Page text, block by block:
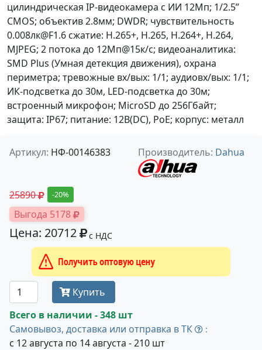
цилиндрическая IP-видеокамера с ИИ 12Мп; 1/2.5”
CMOS; объектив 2.8мм; DWDR; чувствительность
0.008лк@F1.6 сжатие: H.265+, H.265, H.264+, H.264,
MJPEG; 2 потока до 12Мп@15к/с; видеоаналитика:
SMD Plus (Умная детекция движения), охрана
периметра; тревожные вх/вых: 1/1; аудиовх/вых: 1/1;
ИК-подсветка до 30м, LED-подсветка до 30м;
встроенный микрофон; MicroSD до 256Гбайт;
защита: IP67; питание: 12В(DC), PoE; корпус: металл
Артикул: НФ-00146383 Производитель: Dahua
25890 -20%
Выгода 5178
Цена: 20712 с НДС
Получить оптовую цену
Купить
Всего в наличии - 348 шт
Самовывоз, доставка или отправка в ТК
:
с 12 августа по 14 августа - 210 шт